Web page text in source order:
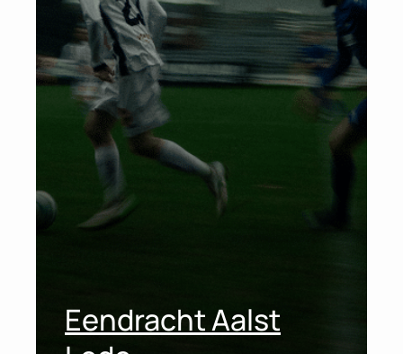
Eendracht Aalst